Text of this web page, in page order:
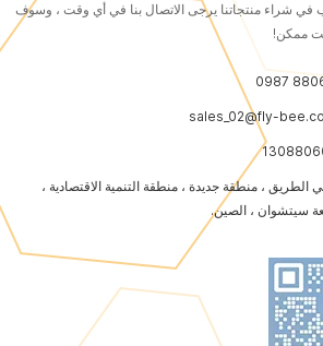
في شراء منتجاتنا يرجى الاتصال بنا في أي وقت ، وسوف
ممكن!
sales_02@fly-
، يوغي الطريق ، منطقة جديدة ، منطقة التنمية الاقتصادية ،
سيتشوان ، الصين.